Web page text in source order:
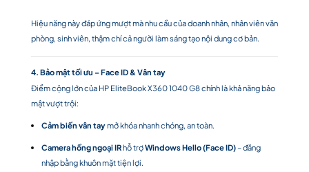
Hiệu năng này đáp ứng mượt mà nhu cầu của doanh nhân, nhân viên văn
phòng, sinh viên, thậm chí cả người làm sáng tạo nội dung cơ bản.
4. Bảo mật tối ưu – Face ID & Vân tay
Điểm cộng lớn của HP EliteBook X360 1040 G8 chính là khả năng bảo
mật vượt trội:
Cảm biến vân taymở khóa nhanh chóng, an toàn.
Camera hồng ngoại IRhỗ trợWindows Hello (Face ID)– đăng
nhập bằng khuôn mặt tiện lợi.